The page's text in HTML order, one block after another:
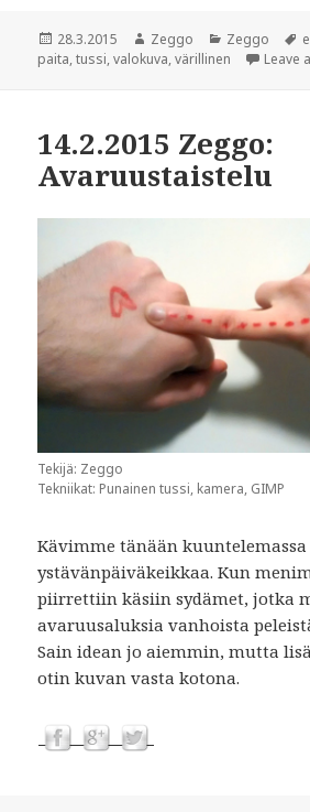
Julkaistu
28.3.2015 Kirjoittaja
Zeggo Kategoriat
Zeggo
paita,tussi,valokuva,värillinen Leave
14.2.2015 Zeggo:
Avaruustaistelu
Tekijä: Zeggo
Tekniikat: Punainen tussi, kamera, GIMP
Kävimme tänään kuuntelemassa
ystävänpäiväkeikkaa. Kun
piirrettiin käsiin sydämet, jotka
avaruusaluksia vanhoista
Sain idean jo aiemmin, mutta
otin kuvan vasta kotona.